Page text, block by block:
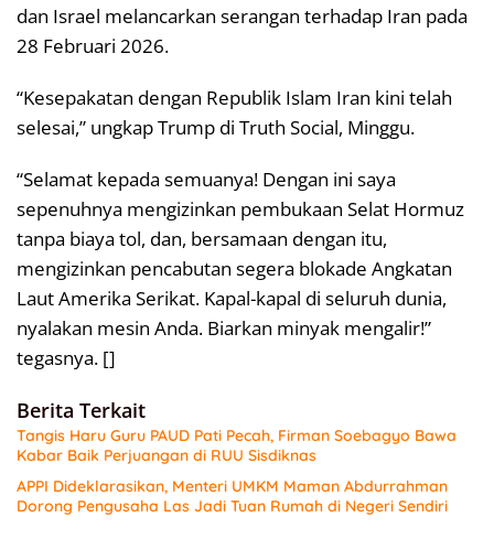
dan Israel melancarkan serangan terhadap Iran pada
28 Februari 2026.
“Kesepakatan dengan Republik Islam Iran kini telah
selesai,” ungkap Trump di Truth Social, Minggu.
“Selamat kepada semuanya! Dengan ini saya
sepenuhnya mengizinkan pembukaan Selat Hormuz
tanpa biaya tol, dan, bersamaan dengan itu,
mengizinkan pencabutan segera blokade Angkatan
Laut Amerika Serikat. Kapal-kapal di seluruh dunia,
nyalakan mesin Anda. Biarkan minyak mengalir!”
tegasnya. []
Berita Terkait
Tangis Haru Guru PAUD Pati Pecah, Firman Soebagyo Bawa
Kabar Baik Perjuangan di RUU Sisdiknas
APPI Dideklarasikan, Menteri UMKM Maman Abdurrahman
Dorong Pengusaha Las Jadi Tuan Rumah di Negeri Sendiri